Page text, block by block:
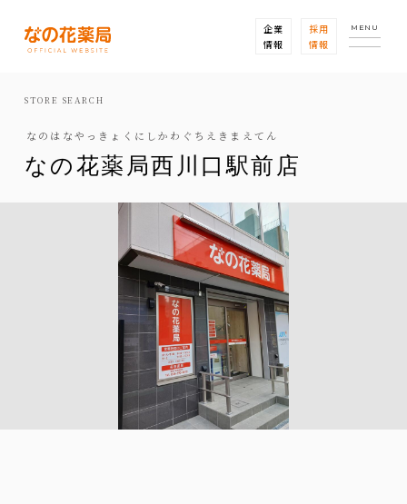
企業
情報
採用
情報
MENU
STORE SEARCH
なのはなやっきょくにしかわぐちえきまえてん
なの花薬局西川口駅前店